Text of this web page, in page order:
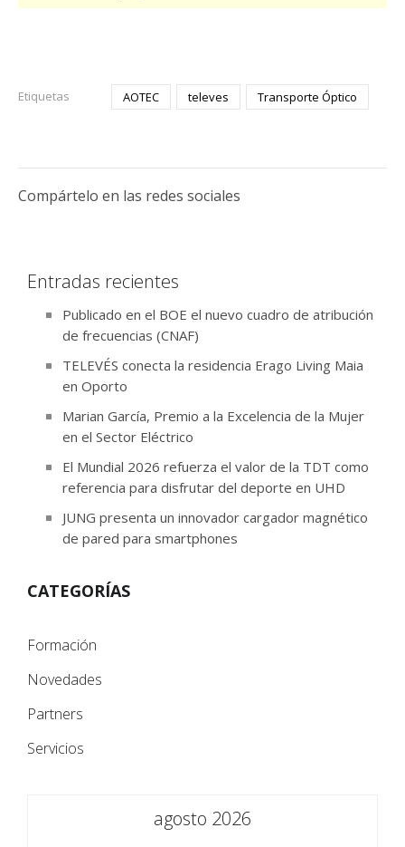
Etiquetas AOTEC televes Transporte Óptico
Compártelo en las redes sociales
Entradas recientes
Publicado en el BOE el nuevo cuadro de atribución
de frecuencias (CNAF)
TELEVÉS conecta la residencia Erago Living Maia
en Oporto
Marian García, Premio a la Excelencia de la Mujer
en el Sector Eléctrico
El Mundial 2026 refuerza el valor de la TDT como
referencia para disfrutar del deporte en UHD
JUNG presenta un innovador cargador magnético
de pared para smartphones
CATEGORÍAS
Formación
Novedades
Partners
Servicios
agosto 2026